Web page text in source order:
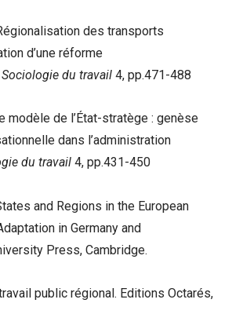
des transports
d’une réforme
Sociologie du travail 4, pp.471-488
modèle de l’État-stratège : genèse
dans l’administration
du travail 4, pp.431-450
and Regions in the European
in Germany and
Press, Cambridge.
public régional. Editions Octarés,